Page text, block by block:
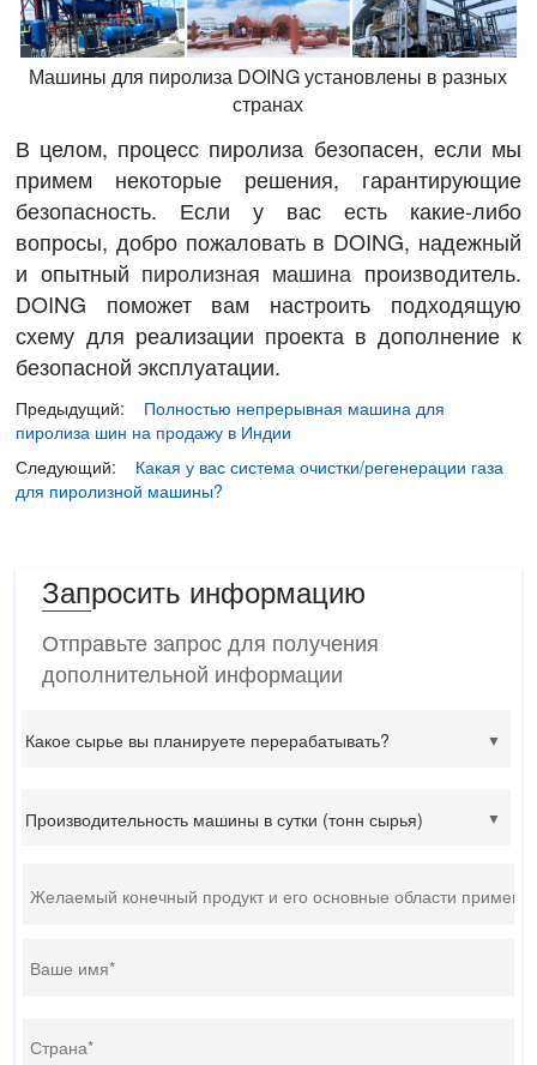
Машины для пиролиза DOING установлены в разных
странах
В целом, процесс пиролиза безопасен, если мы
примем некоторые решения, гарантирующие
безопасность. Если у вас есть какие-либо
вопросы, добро пожаловать в DOING, надежный
и опытный пиролизная машина производитель.
DOING поможет вам настроить подходящую
схему для реализации проекта в дополнение к
безопасной эксплуатации.
Предыдущий:
Полностью непрерывная машина для
пиролиза шин на продажу в Индии
Следующий:
Какая у вас система очистки/регенерации газа
для пиролизной машины?
Запросить информацию
Отправьте запрос для получения
дополнительной информации